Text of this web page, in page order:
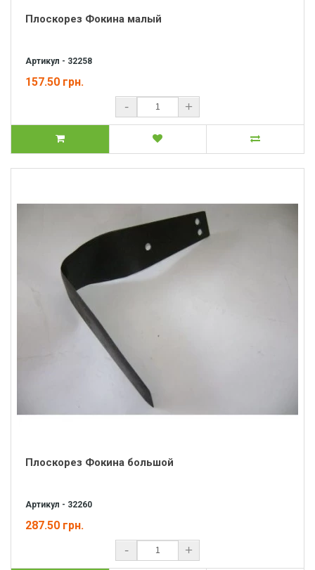
Плоскорез Фокина малый
Артикул - 32258
157.50 грн.
- +
Плоскорез Фокина большой
Артикул - 32260
287.50 грн.
- +